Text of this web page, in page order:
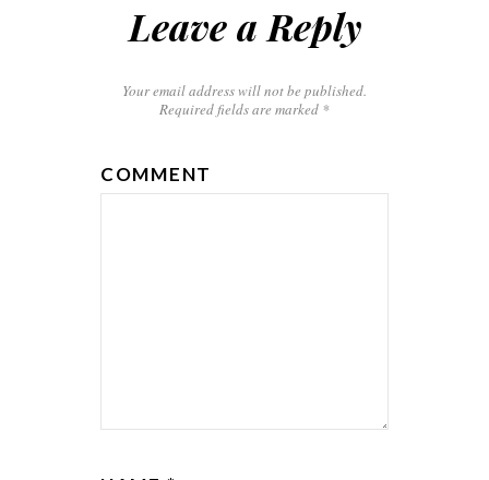
Leave a Reply
Your email address will not be published.
Required fields are marked *
COMMENT